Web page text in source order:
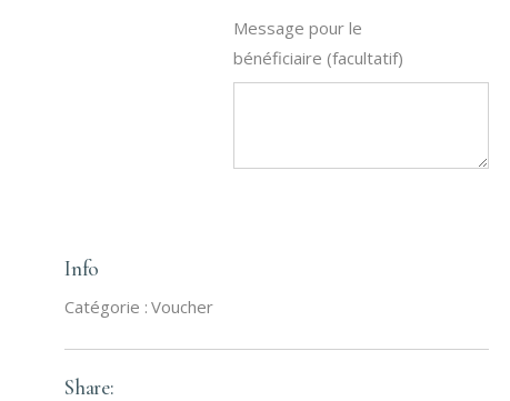
Message pour le
bénéficiaire (facultatif)
Info
Catégorie : Voucher
Share: